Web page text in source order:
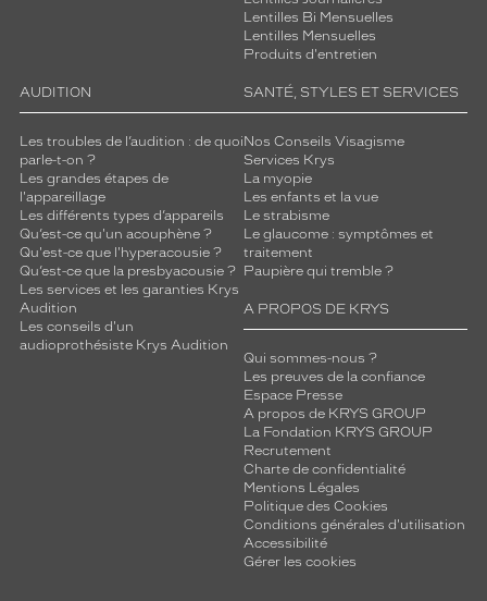
Lentilles Bi Mensuelles
Lentilles Mensuelles
Produits d'entretien
AUDITION
Les troubles de l’audition : de quoi
parle-t-on ?
Les grandes étapes de
l'appareillage
Les différents types d’appareils
Qu’est-ce qu'un acouphène ?
Qu'est-ce que l'hyperacousie ?
Qu’est-ce que la presbyacousie ?
Les services et les garanties Krys
Audition
Les conseils d'un
audioprothésiste Krys Audition
SANTÉ, STYLES ET SERVICES
Nos Conseils Visagisme
Services Krys
La myopie
Les enfants et la vue
Le strabisme
Le glaucome : symptômes et
traitement
Paupière qui tremble ?
A PROPOS DE KRYS
Qui sommes-nous ?
Les preuves de la confiance
Espace Presse
A propos de KRYS GROUP
La Fondation KRYS GROUP
Recrutement
Charte de confidentialité
Mentions Légales
Politique des Cookies
Conditions générales d'utilisation
Accessibilité
Gérer les cookies